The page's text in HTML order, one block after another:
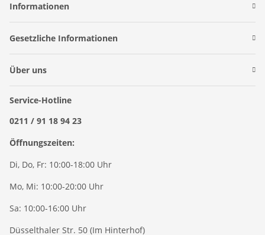
Informationen
Gesetzliche Informationen
Über uns
Service-Hotline
0211 / 91 18 94 23
Öffnungszeiten:
Di, Do, Fr: 10:00-18:00 Uhr
Mo, Mi: 10:00-20:00 Uhr
Sa: 10:00-16:00 Uhr
Düsselthaler Str. 50 (Im Hinterhof)